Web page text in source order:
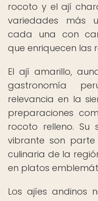
rocoto y el ají
variedades más
cada una con
que enriquecen las
El ají amarillo,
gastronomía
relevancia en la
preparaciones
rocoto relleno. Su
vibrante son
culinaria de la
en platos
Los ajíes andinos